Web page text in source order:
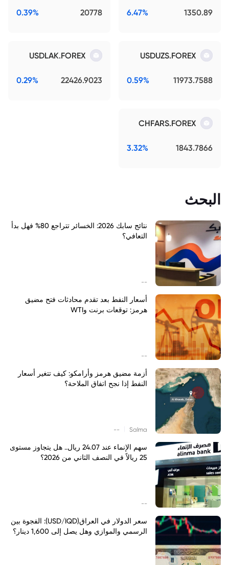
1350.89
6.47%
20778
0.39%
USDUZS.FOREX
11973.7588
0.59%
USDLAK.FOREX
22426.9023
0.29%
CHFARS.FOREX
1843.7866
3.32%
البحث
نتائج سابك 2026: الخسائر تتراجع 80% فهل بدأ
التعافي؟
--
أسعار النفط بعد تقدم محادثات فتح مضيق
هرمز: توقعات برنت وWTI
--
أزمة مضيق هرمز وأرامكو: كيف تتغير أسعار
النفط إذا نجح اتفاق الملاحة؟
Salma
--
سهم الإنماء عند 24.07 ريال.. هل يتجاوز مستوى
25 ريالاً في النصف الثاني من 2026؟
--
سعر الدولار في العراق(USD/IQD): الفجوة بين
الرسمي والموازي وهل يصل إلى 1,600 دينار؟